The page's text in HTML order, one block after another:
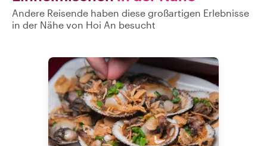
Andere Reisende haben diese großartigen Erlebnisse
in der Nähe von Hoi An besucht